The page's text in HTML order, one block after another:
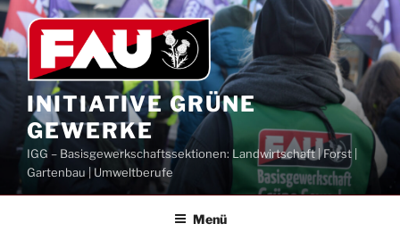
Zum
Inhalt
springen
INITIATIVE GRÜNE
GEWERKE
IGG – Basisgewerkschaftssektionen: Landwirtschaft | Forst |
Gartenbau | Umweltberufe
Menü